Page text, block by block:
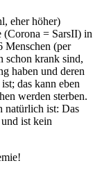
eher höher)
(Corona = SarsII) in
Menschen (per
schon krank sind,
haben und deren
das kann eben
werden sterben.
natürlich ist: Das
ist kein